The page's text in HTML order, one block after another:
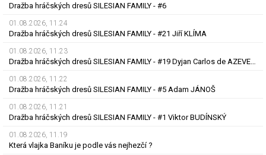
Dražba hráčských dresů SILESIAN FAMILY - #6
01.08.2026, 11.24
Dražba hráčských dresů SILESIAN FAMILY - #21 Jiří KLÍMA
01.08.2026, 11.23
Dražba hráčských dresů SILESIAN FAMILY - #19 Dyjan Carlos de AZEVEDO
01.08.2026, 11.22
Dražba hráčských dresů SILESIAN FAMILY - #5 Adam JÁNOŠ
01.08.2026, 11.21
Dražba hráčských dresů SILESIAN FAMILY - #1 Viktor BUDÍNSKÝ
01.08.2026, 11.19
Která vlajka Baníku je podle vás nejhezčí ?